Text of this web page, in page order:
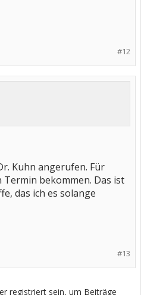
#12
Kuhn angerufen. Für
Termin bekommen. Das ist
das ich es solange
#13
registriert sein, um Beiträge